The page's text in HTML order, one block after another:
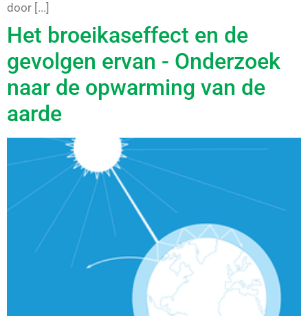
door [...]
Het broeikaseffect en de
gevolgen ervan - Onderzoek
naar de opwarming van de
aarde